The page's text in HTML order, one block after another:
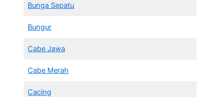
Bunga Sepatu
Bungur
Cabe Jawa
Cabe Merah
Cacing